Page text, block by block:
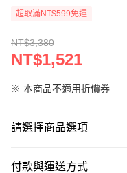
超取滿NT$599免運
NT$3,380
NT$1,521
※ 本商品不適用折價券
請選擇商品選項
付款與運送方式